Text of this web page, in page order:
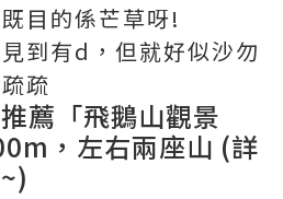
目的係芒草呀!
到有d，但就好似沙勿
疏
薦「飛鵝山觀景
，左右兩座山 (詳